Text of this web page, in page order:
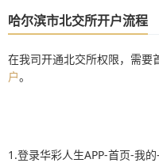
哈尔滨市北交所开户流程
在我司开通北交所权限，需要
户。
1.登录华彩人生APP-首页-我